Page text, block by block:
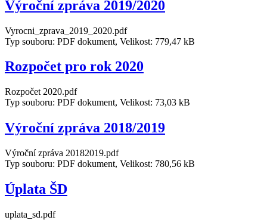
Výroční zpráva 2019/2020
Vyrocni_zprava_2019_2020.pdf
Typ souboru: PDF dokument, Velikost: 779,47 kB
Rozpočet pro rok 2020
Rozpočet 2020.pdf
Typ souboru: PDF dokument, Velikost: 73,03 kB
Výroční zpráva 2018/2019
Výroční zpráva 20182019.pdf
Typ souboru: PDF dokument, Velikost: 780,56 kB
Úplata ŠD
uplata_sd.pdf